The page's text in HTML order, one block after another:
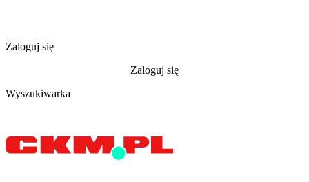
Zaloguj się
Zaloguj się
Wyszukiwarka